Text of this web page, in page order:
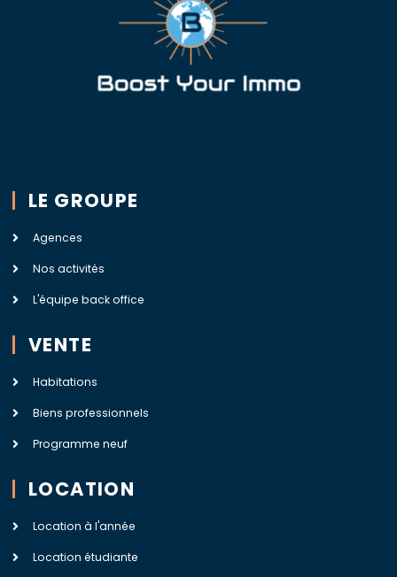
LE GROUPE
Agences
Nos activités
L'équipe back office
VENTE
Habitations
Biens professionnels
Programme neuf
LOCATION
Location à l'année
Location étudiante